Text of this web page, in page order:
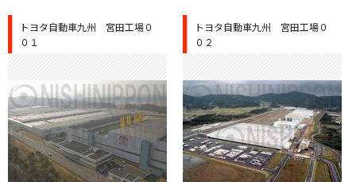
トヨタ自動車九州 宮田工場０
０１
トヨタ自動車九州 宮田工場０
０２